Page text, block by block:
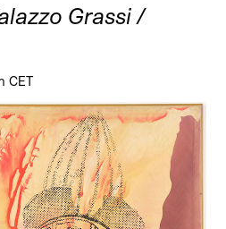
Grassi /
CET